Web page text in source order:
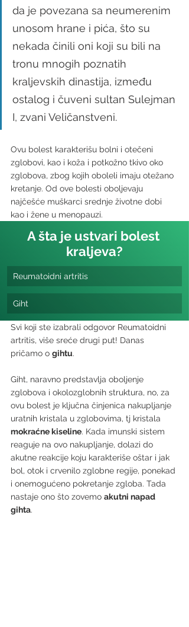
da je povezana sa neumerenim
unosom hrane i pića, što su
nekada činili oni koji su bili na
tronu mnogih poznatih
kraljevskih dinastija, između
ostalog i čuveni sultan Sulejman
I, zvani Veličanstveni.
Ovu bolest karakterišu bolni i otečeni
zglobovi, kao i koža i potkožno tkivo oko
zglobova, zbog kojih oboleli imaju otežano
kretanje. Od ove bolesti oboljevaju
najčešće muškarci srednje životne dobi
kao i žene u menopauzi.
A šta je ustvari bolest
kraljeva?
Reumatoidni artritis
Giht
Svi koji ste izabrali odgovor Reumatoidni
artritis, više sreće drugi put! Danas
pričamo o gihtu.
Giht, naravno predstavlja oboljenje
zglobova i okolozglobnih struktura, no, za
ovu bolest je ključna činjenica nakupljanje
uratnih kristala u zglobovima, tj kristala
mokraćne kiseline. Kada imunski sistem
reaguje na ovo nakupljanje, dolazi do
akutne reakcije koju karakteriše oštar i jak
bol, otok i crvenilo zglobne regije, ponekad
i onemogućeno pokretanje zgloba. Tada
nastaje ono što zovemo akutni napad
gihta.